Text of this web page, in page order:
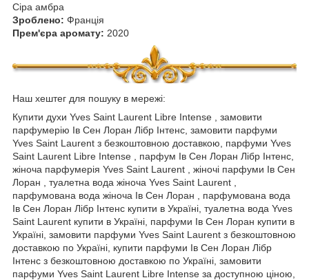
Сіра амбра
Зроблено: Франція
Прем'єра аромату: 2020
Наш хештег для пошуку в мережі:
Купити духи Yves Saint Laurent Libre Intense , замовити
парфумерію Ів Сен Лоран Лібр Інтенс, замовити парфуми
Yves Saint Laurent з безкоштовною доставкою, парфуми Yves
Saint Laurent Libre Intense , парфум Ів Сен Лоран Лібр Інтенс,
жіноча парфумерія Yves Saint Laurent , жіночі парфуми Ів Сен
Лоран , туалетна вода жіноча Yves Saint Laurent ,
парфумована вода жіноча Ів Сен Лоран , парфумована вода
Ів Сен Лоран Лібр Інтенс купити в Україні, туалетна вода Yves
Saint Laurent купити в Україні, парфуми Ів Сен Лоран купити в
Україні, замовити парфуми Yves Saint Laurent з безкоштовною
доставкою по Україні, купити парфуми Ів Сен Лоран Лібр
Інтенс з безкоштовною доставкою по Україні, замовити
парфуми Yves Saint Laurent Libre Intense за доступною ціною,